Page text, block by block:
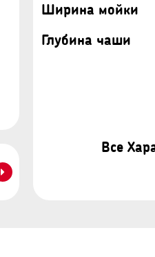
Ширина мойки
Глубина чаши
Все